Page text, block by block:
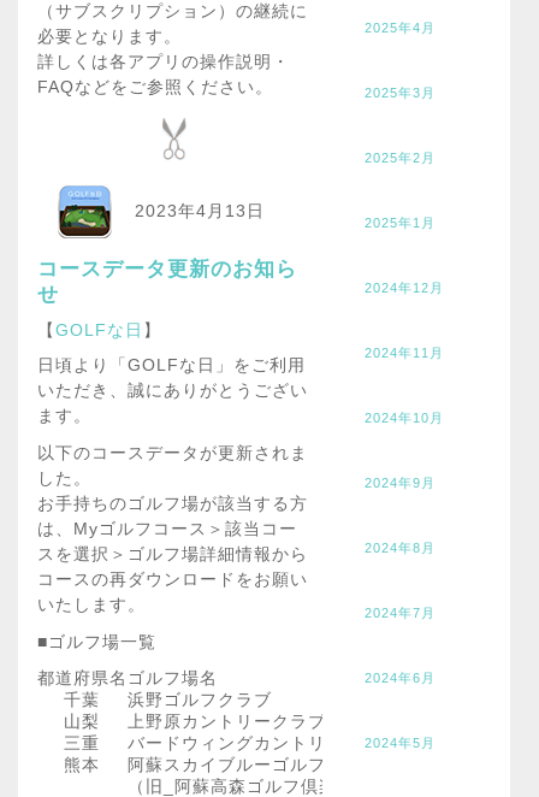
（サブスクリプション）の継続に
必要となります。
詳しくは各アプリの操作説明・
FAQなどをご参照ください。
2023年4月13日
コースデータ更新のお知ら
せ
【GOLFな日 】
日頃より「GOLFな日」をご利用
いただき、誠にありがとうござい
ます。
以下のコースデータが更新されま
した。
お手持ちのゴルフ場が該当する方
は、Myゴルフコース＞該当コー
スを選択＞ゴルフ場詳細情報から
コースの再ダウンロードをお願い
いたします。
■ゴルフ場一覧
都道府県名 ゴルフ場名
千葉
浜野ゴルフクラブ
山梨
上野原カントリークラブ
三重
バードウィングカントリークラブ
熊本
阿蘇スカイブルーゴルフリゾート
（旧_阿蘇高森ゴルフ倶楽部）
2025年4月
2025年3月
2025年2月
2025年1月
2024年12月
2024年11月
2024年10月
2024年9月
2024年8月
2024年7月
2024年6月
2024年5月